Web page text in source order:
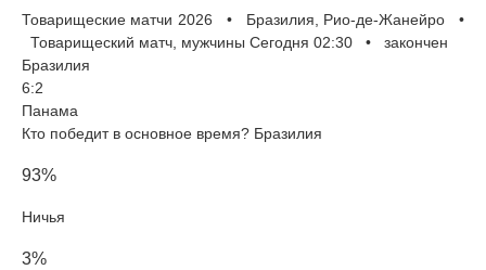
Товарищеские матчи 2026 • Бразилия, Рио-де-Жанейро •
Товарищеский матч, мужчины Сегодня 02:30 • закончен
Бразилия
6:2
Панама
Кто победит в основное время? Бразилия
93%
Ничья
3%